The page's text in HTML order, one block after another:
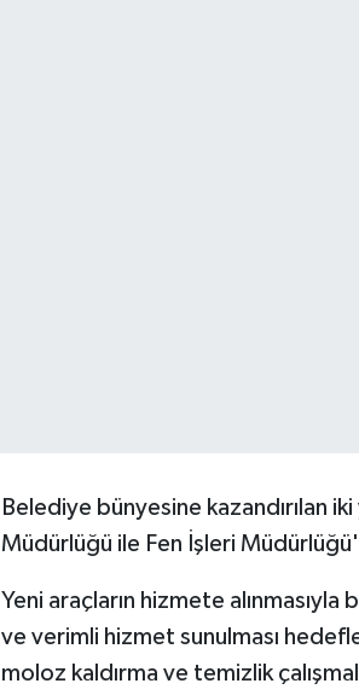
Belediye bünyesine kazandırılan
Müdürlüğü ile Fen İşleri
Yeni araçların hizmete
ve verimli hizmet sunulması
moloz kaldırma ve temizlik